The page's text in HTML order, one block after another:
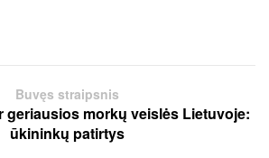
Buvęs straipsnis
geriausios morkų veislės Lietuvoje:
ūkininkų patirtys